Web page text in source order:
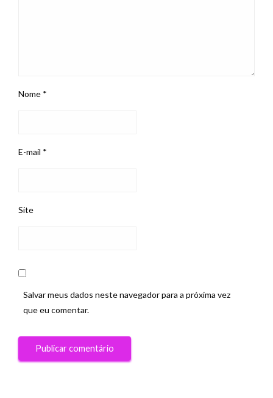
Nome *
E-mail *
Site
Salvar meus dados neste navegador para a próxima vez
que eu comentar.